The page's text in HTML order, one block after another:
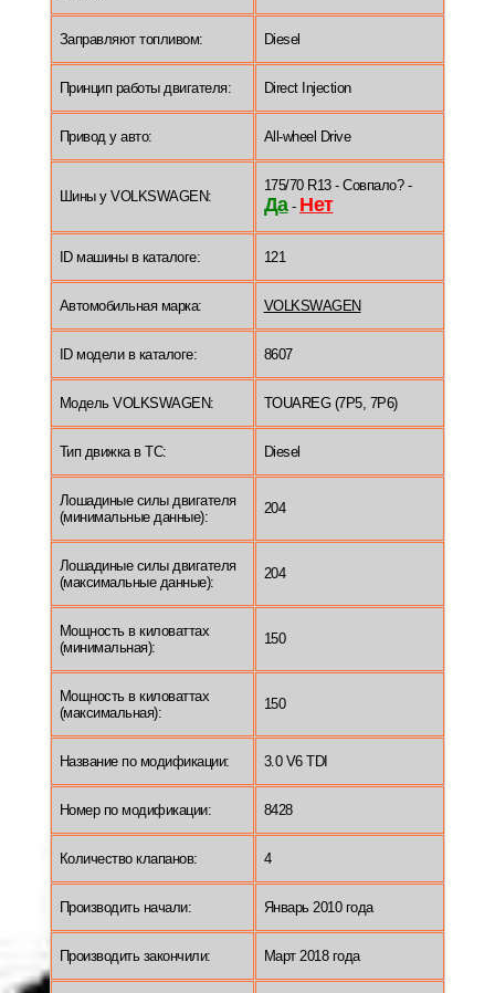
Заправляют топливом: Diesel
Принцип работы двигателя: Direct Injection
Привод у авто: All-wheel Drive
Шины у VOLKSWAGEN:
175/70 R13 - Совпало? -
Да- Нет
ID машины в каталоге: 121
Автомобильная марка: VOLKSWAGEN
ID модели в каталоге: 8607
Модель VOLKSWAGEN: TOUAREG (7P5, 7P6)
Тип движка в ТС: Diesel
Лошадиные силы двигателя
(минимальные данные):
204
Лошадиные силы двигателя
(максимальные данные):
204
Мощность в киловаттах
(минимальная):
150
Мощность в киловаттах
(максимальная):
150
Название по модификации: 3.0 V6 TDI
Номер по модификации: 8428
Количество клапанов: 4
Производить начали: Январь 2010 года
Производить закончили: Март 2018 года